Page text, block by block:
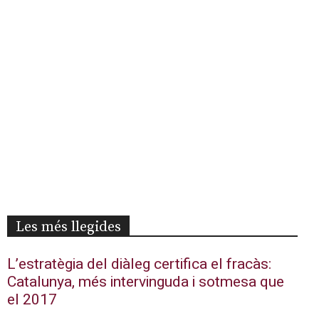
Les més llegides
L’estratègia del diàleg certifica el fracàs:
Catalunya, més intervinguda i sotmesa que
el 2017